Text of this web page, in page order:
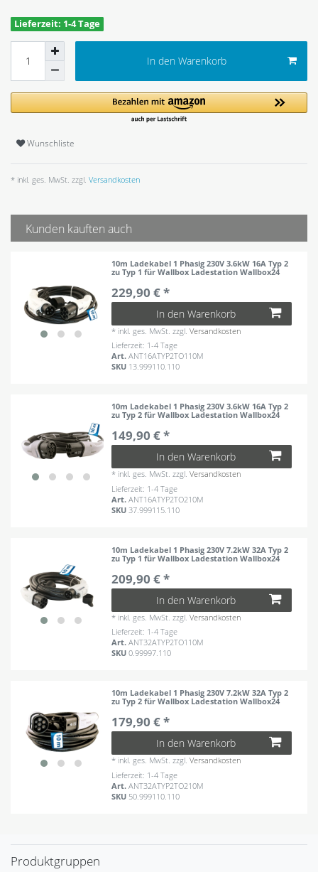
Lieferzeit: 1-4 Tage
In den Warenkorb
Wunschliste
* inkl. ges. MwSt. zzgl. Versandkosten
Kunden kauften auch
10m Ladekabel 1 Phasig 230V 3.6kW 16A Typ 2
zu Typ 1 für Wallbox Ladestation Wallbox24
229,90 € *
In den Warenkorb
* inkl. ges. MwSt. zzgl.Versandkosten
Lieferzeit: 1-4 Tage
Art.ANT16ATYP2TO110M
SKU 13.999110.110
10m Ladekabel 1 Phasig 230V 3.6kW 16A Typ 2
zu Typ 2 für Wallbox Ladestation Wallbox24
149,90 € *
In den Warenkorb
* inkl. ges. MwSt. zzgl.Versandkosten
Lieferzeit: 1-4 Tage
Art.ANT16ATYP2TO210M
SKU 37.999115.110
10m Ladekabel 1 Phasig 230V 7.2kW 32A Typ 2
zu Typ 1 für Wallbox Ladestation Wallbox24
209,90 € *
In den Warenkorb
* inkl. ges. MwSt. zzgl.Versandkosten
Lieferzeit: 1-4 Tage
Art.ANT32ATYP2TO110M
SKU0.99997.110
10m Ladekabel 1 Phasig 230V 7.2kW 32A Typ 2
zu Typ 2 für Wallbox Ladestation Wallbox24
179,90 € *
In den Warenkorb
* inkl. ges. MwSt. zzgl.Versandkosten
Lieferzeit: 1-4 Tage
Art.ANT32ATYP2TO210M
SKU 50.999110.110
Produktgruppen